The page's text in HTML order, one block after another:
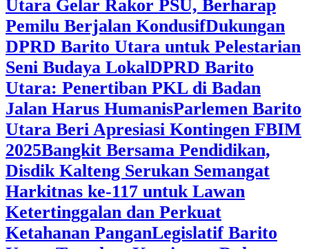
Utara Gelar Rakor PSU, Berharap
Pemilu Berjalan KondusifDukungan
DPRD Barito Utara untuk Pelestarian
Seni Budaya LokalDPRD Barito
Utara: Penertiban PKL di Badan
Jalan Harus HumanisParlemen Barito
Utara Beri Apresiasi Kontingen FBIM
2025‎Bangkit Bersama Pendidikan,
Disdik Kalteng Serukan Semangat
Harkitnas ke-117 untuk Lawan
Ketertinggalan dan Perkuat
Ketahanan PanganLegislatif Barito